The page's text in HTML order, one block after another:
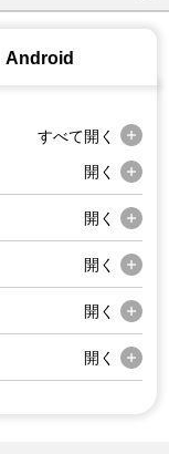
Android
すべて開く
開く
開く
開く
開く
開く